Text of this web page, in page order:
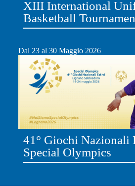
XIII International
Basketball
Dal 23 al 30 Maggio 2026
41° Giochi Nazionali
Special Olympics